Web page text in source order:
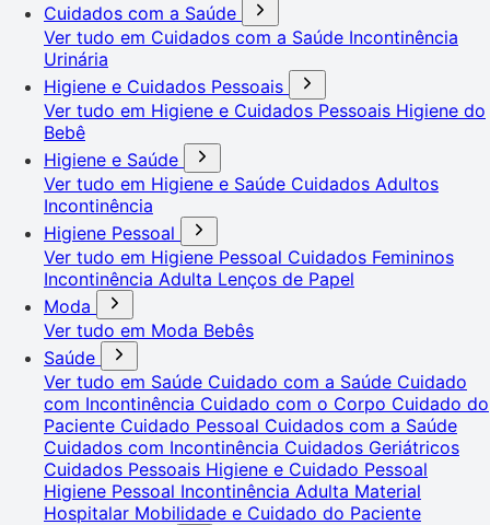
Cuidados com a Saúde
Ver tudo em Cuidados com a Saúde Incontinência
Urinária
Higiene e Cuidados Pessoais
Ver tudo em Higiene e Cuidados Pessoais Higiene do
Bebê
Higiene e Saúde
Ver tudo em Higiene e Saúde Cuidados Adultos
Incontinência
Higiene Pessoal
Ver tudo em Higiene Pessoal Cuidados Femininos
Incontinência Adulta Lenços de Papel
Moda
Ver tudo em Moda Bebês
Saúde
Ver tudo em Saúde Cuidado com a Saúde Cuidado
com Incontinência Cuidado com o Corpo Cuidado do
Paciente Cuidado Pessoal Cuidados com a Saúde
Cuidados com Incontinência Cuidados Geriátricos
Cuidados Pessoais Higiene e Cuidado Pessoal
Higiene Pessoal Incontinência Adulta Material
Hospitalar Mobilidade e Cuidado do Paciente